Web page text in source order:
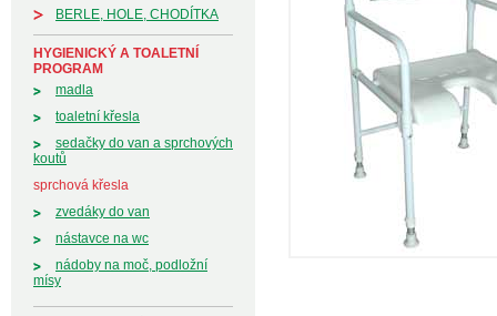
BERLE, HOLE, CHODÍTKA
HYGIENICKÝ A TOALETNÍ
PROGRAM
madla
toaletní křesla
sedačky do van a sprchových
koutů
sprchová křesla
zvedáky do van
nástavce na wc
nádoby na moč, podložní
mísy